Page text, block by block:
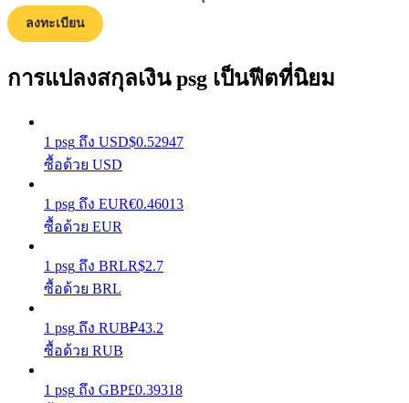
รับรางวัลการแข่งขันทุกวัน
การปักหลัก
ผลตอบแทนสูงและเข้าถึงได้ทันที
ลงทะเบียน
การแปลงสกุลเงิน psg เป็นฟีตที่นิยม
1 psg ถึง USD$0.52947
ซื้อด้วย USD
1 psg ถึง EUR€0.46013
ซื้อด้วย EUR
1 psg ถึง BRLR$2.7
ซื้อด้วย BRL
1 psg ถึง RUB₽43.2
ซื้อด้วย RUB
1 psg ถึง GBP£0.39318